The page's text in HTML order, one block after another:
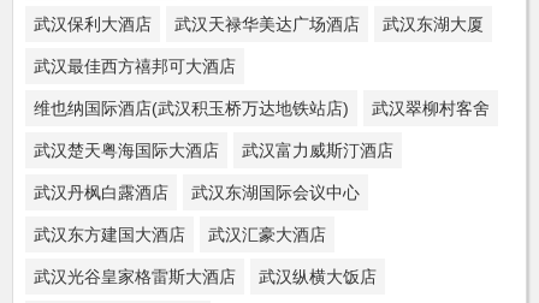
武汉保利大酒店 武汉天禄华美达广场酒店 武汉东湖大厦
武汉最佳西方禧邦可大酒店
维也纳国际酒店(武汉积玉桥万达地铁站店) 武汉翠柳村客舍
武汉楚天粤海国际大酒店 武汉富力威斯汀酒店
武汉丹枫白露酒店 武汉东湖国际会议中心
武汉东方建国大酒店 武汉汇豪大酒店
武汉光谷皇家格雷斯大酒店 武汉纵横大饭店